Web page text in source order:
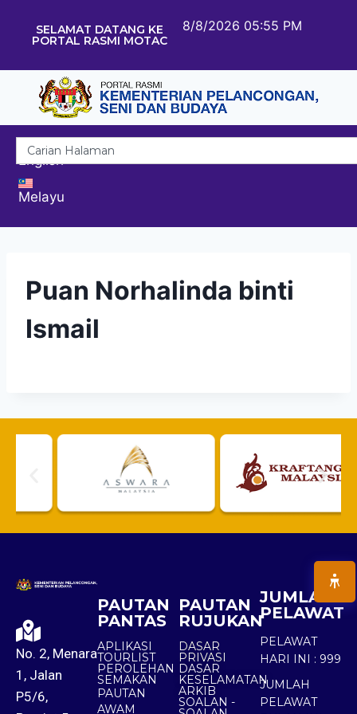
SELAMAT DATANG KE
PORTAL RASMI MOTAC
8/8/2026 05:55 PM
English
Melayu
Puan Norhalinda binti
Ismail
No. 2, Menara
1, Jalan
P5/6,
PAUTAN
PANTAS
APLIKASI
TOURLIST
PEROLEHAN
SEMAKAN
PAUTAN
AWAM
PAUTAN
RUJUKAN
DASAR
PRIVASI
DASAR
KESELAMATAN
ARKIB
SOALAN -
JUMLAH
PELAWAT
PELAWAT
HARI INI : 999
JUMLAH
PELAWAT